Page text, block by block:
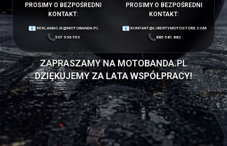
PROSIMY O BEZPOŚREDNI
KONTAKT:
REKLAMACJE@MOTOBANDA.PL
507 506 953
PROSIMY O BEZPOŚREDNI
KONTAKT:
KONTAKT@LIBERTYMOTOSTORE.COM
885 581 882
ZAPRASZAMY NA MOTOBANDA.PL
DZIĘKUJEMY ZA LATA WSPÓŁPRACY!